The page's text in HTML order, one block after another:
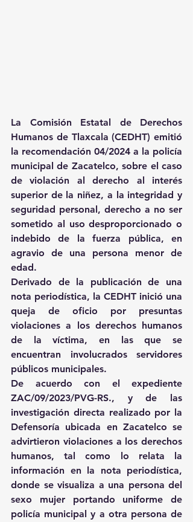
La Comisión Estatal de Derechos
Humanos de Tlaxcala (CEDHT) emitió
la recomendación 04/2024 a la policía
municipal de Zacatelco, sobre el caso
de violación al derecho al interés
superior de la niñez, a la integridad y
seguridad personal, derecho a no ser
sometido al uso desproporcionado o
indebido de la fuerza pública, en
agravio de una persona menor de
edad.
Derivado de la publicación de una
nota periodística, la CEDHT inició una
queja de oficio por presuntas
violaciones a los derechos humanos
de la víctima, en las que se
encuentran involucrados servidores
públicos municipales.
De acuerdo con el expediente
ZAC/09/2023/PVG-RS., y de las
investigación directa realizado por la
Defensoría ubicada en Zacatelco se
advirtieron violaciones a los derechos
humanos, tal como lo relata la
información en la nota periodística,
donde se visualiza a una persona del
sexo mujer portando uniforme de
policía municipal y a otra persona de